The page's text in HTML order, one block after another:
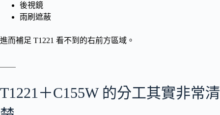
後視鏡
雨刷遮蔽
進而補足 T1221 看不到的右前方區域。
T1221＋C155W 的分工其實非常清